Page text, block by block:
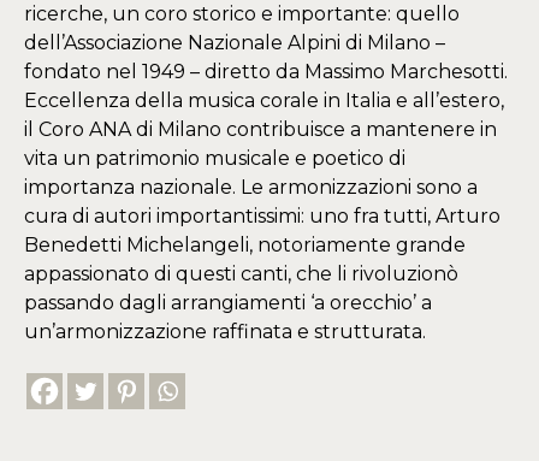
ricerche, un coro storico e importante: quello
dell’Associazione Nazionale Alpini di Milano –
fondato nel 1949 – diretto da Massimo Marchesotti.
Eccellenza della musica corale in Italia e all’estero,
il Coro ANA di Milano contribuisce a mantenere in
vita un patrimonio musicale e poetico di
importanza nazionale. Le armonizzazioni sono a
cura di autori importantissimi: uno fra tutti, Arturo
Benedetti Michelangeli, notoriamente grande
appassionato di questi canti, che li rivoluzionò
passando dagli arrangiamenti ‘a orecchio’ a
un’armonizzazione raffinata e strutturata.